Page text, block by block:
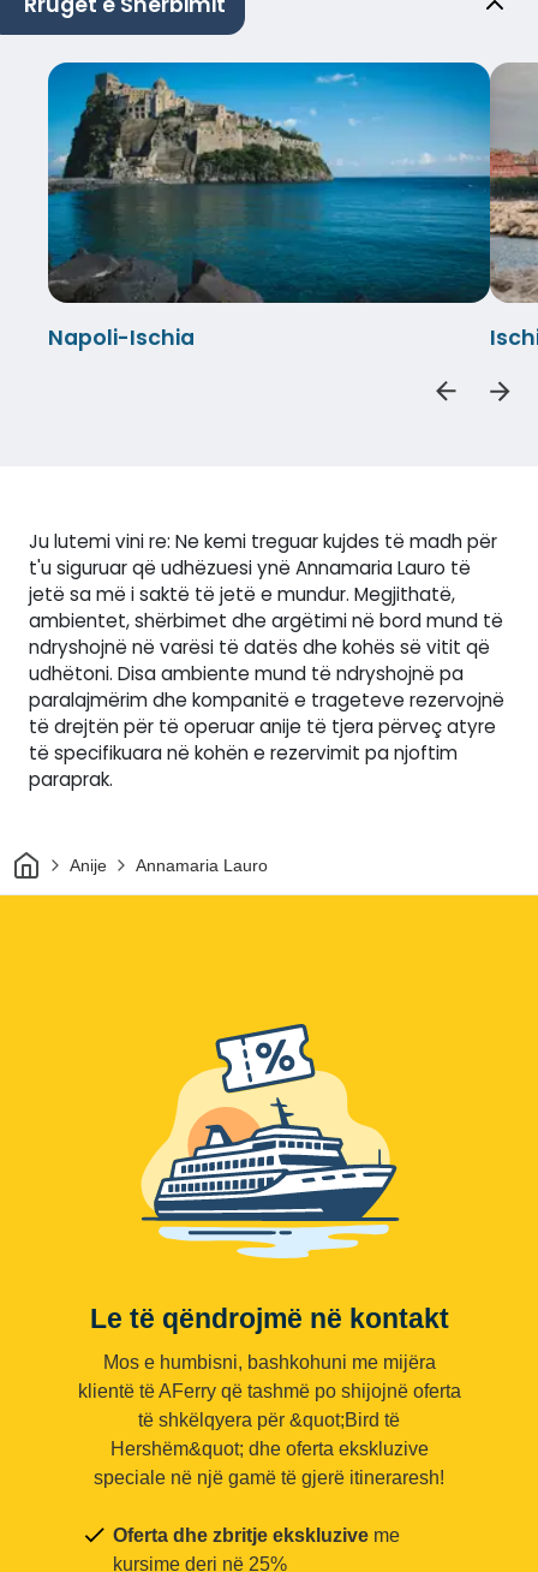
Napoli-Ischia
Ju lutemi vini re: Ne kemi treguar kujdes të madh për
t'u siguruar që udhëzuesi ynë Annamaria Lauro të
jetë sa më i saktë të jetë e mundur. Megjithatë,
ambientet, shërbimet dhe argëtimi në bord mund të
ndryshojnë në varësi të datës dhe kohës së vitit që
udhëtoni. Disa ambiente mund të ndryshojnë pa
paralajmërim dhe kompanitë e trageteve rezervojnë
të drejtën për të operuar anije të tjera përveç atyre
të specifikuara në kohën e rezervimit pa njoftim
paraprak.
ShtëpiAnije Annamaria Lauro
Le të qëndrojmë në kontakt
Mos e humbisni, bashkohuni me mijëra
klientë të AFerry që tashmë po shijojnë oferta
të shkëlqyera për &quot;Bird të
Hershëm&quot; dhe oferta ekskluzive
speciale në një gamë të gjerë itineraresh!
Oferta dhe zbritje ekskluzive me
kursime deri në 25%